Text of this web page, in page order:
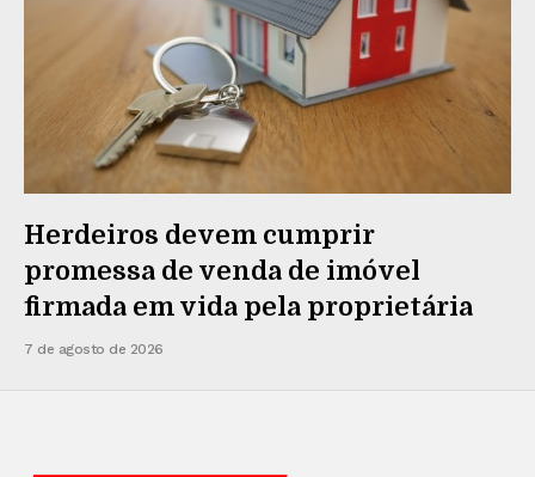
Herdeiros devem cumprir
promessa de venda de imóvel
firmada em vida pela proprietária
7 de agosto de 2026